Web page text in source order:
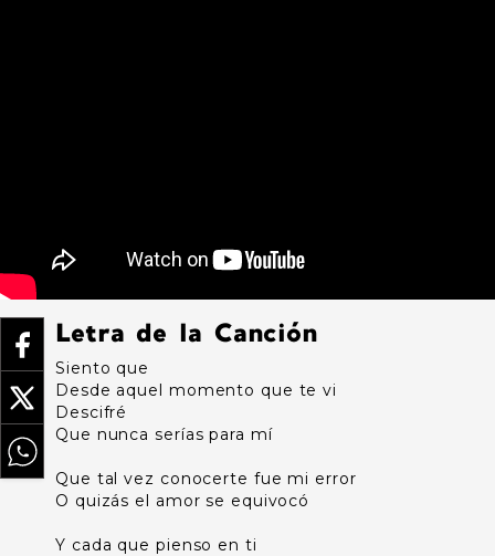
Letra de la Canción
Siento que
Desde aquel momento que te vi
Descifré
Que nunca serías para mí
Que tal vez conocerte fue mi error
O quizás el amor se equivocó
Y cada que pienso en ti